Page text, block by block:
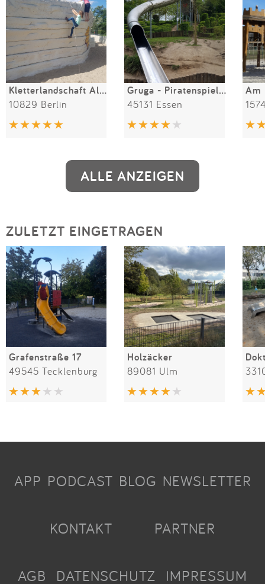
Kletterlandschaft Alpen und Ruine Schöneberger Schleife
10829 Berlin
Gruga - Piratenspielplatz
45131 Essen
Am
ALLE ANZEIGEN
ZULETZT EINGETRAGEN
Grafenstraße 17
49545 Tecklenburg
Holzäcker
89081 Ulm
APP PODCAST BLOG NEWSLETTER
KONTAKT PARTNER
AGB DATENSCHUTZ IMPRESSUM